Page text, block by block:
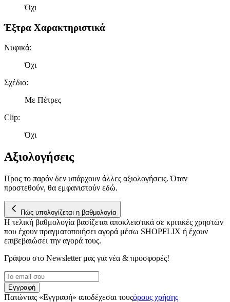
Όχι
Έξτρα Χαρακτηριστικά
Νυφικά:
Όχι
Σχέδιο:
Με Πέτρες
Clip:
Όχι
Αξιολογήσεις
Προς το παρόν δεν υπάρχουν άλλες αξιολογήσεις. Όταν
προστεθούν, θα εμφανιστούν εδώ.
Πώς υπολογίζεται η βαθμολογία
Η τελική βαθμολογία βασίζεται αποκλειστικά σε κριτικές χρηστών
που έχουν πραγματοποιήσει αγορά μέσω SHOPFLIX ή έχουν
επιβεβαιώσει την αγορά τους.
Γράψου στο Νewsletter μας για νέα & προσφορές!
Εγγραφή
Πατώντας «Εγγραφή» αποδέχεσαι τουςόρους χρήσης